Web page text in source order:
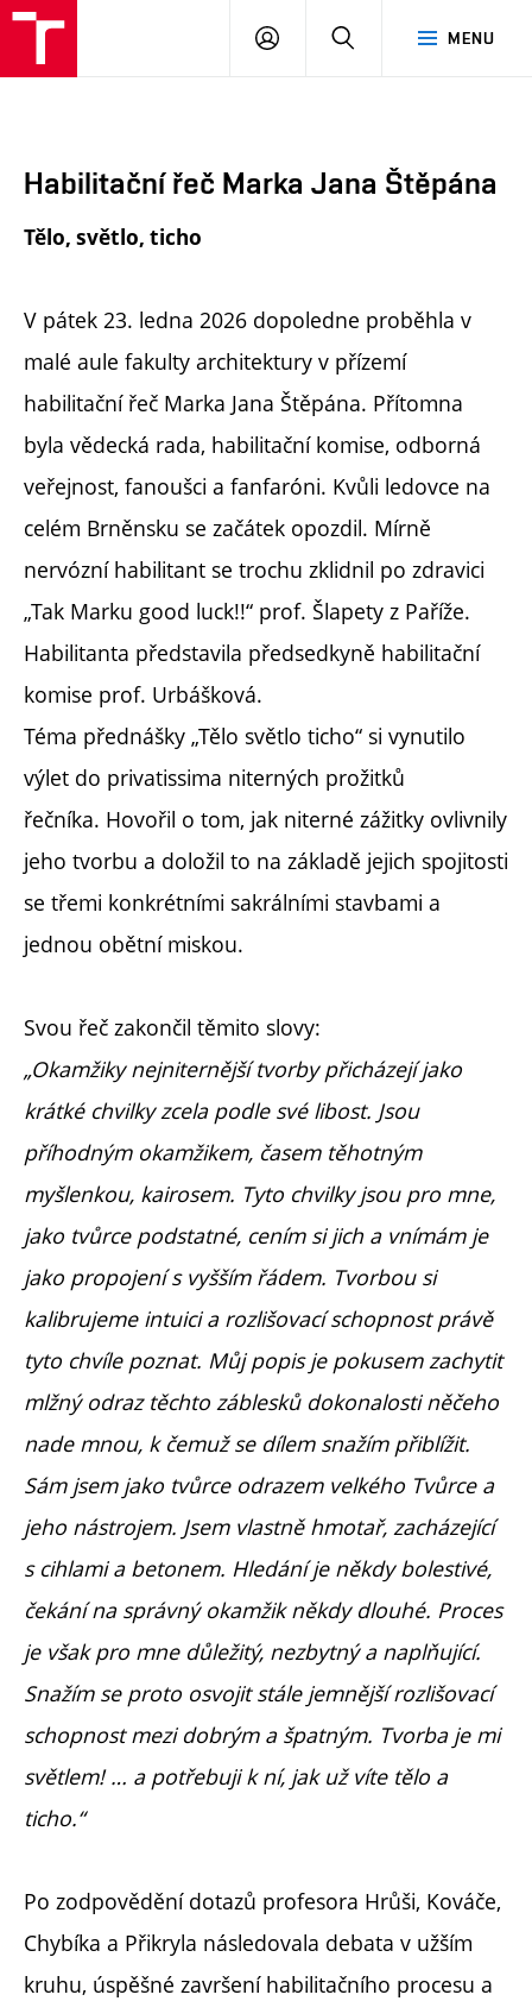
MENU
PŘIHLÁSIT
Habilitační řeč Marka Jana Štěpána
Tělo, světlo, ticho
V pátek 23. ledna 2026 dopoledne proběhla v
malé aule fakulty architektury v přízemí
habilitační řeč Marka Jana Štěpána. Přítomna
byla vědecká rada, habilitační komise, odborná
veřejnost, fanoušci a fanfaróni. Kvůli ledovce na
celém Brněnsku se začátek opozdil. Mírně
nervózní habilitant se trochu zklidnil po zdravici
„Tak Marku good luck!!“ prof. Šlapety z Paříže.
Habilitanta představila předsedkyně habilitační
komise prof. Urbášková.
Téma přednášky „Tělo světlo ticho“ si vynutilo
výlet do privatissima niterných prožitků
řečníka. Hovořil o tom, jak niterné zážitky ovlivnily
jeho tvorbu a doložil to na základě jejich spojitosti
se třemi konkrétními sakrálními stavbami a
jednou obětní miskou.
Svou řeč zakončil těmito slovy:
„Okamžiky nejniternější tvorby přicházejí jako
krátké chvilky zcela podle své libost. Jsou
příhodným okamžikem, časem těhotným
myšlenkou, kairosem. Tyto chvilky jsou pro mne,
jako tvůrce podstatné, cením si jich a vnímám je
jako propojení s vyšším řádem. Tvorbou si
kalibrujeme intuici a rozlišovací schopnost právě
tyto chvíle poznat. Můj popis je pokusem zachytit
mlžný odraz těchto záblesků dokonalosti něčeho
nade mnou, k čemuž se dílem snažím přiblížit.
Sám jsem jako tvůrce odrazem velkého Tvůrce a
jeho nástrojem. Jsem vlastně hmotař, zacházející
s cihlami a betonem. Hledání je někdy bolestivé,
čekání na správný okamžik někdy dlouhé. Proces
je však pro mne důležitý, nezbytný a naplňující.
Snažím se proto osvojit stále jemnější rozlišovací
schopnost mezi dobrým a špatným. Tvorba je mi
světlem! … a potřebuji k ní, jak už víte tělo a
ticho.“
Po zodpovědění dotazů profesora Hrůši, Kováče,
Chybíka a Přikryla následovala debata v užším
kruhu, úspěšné završení habilitačního procesu a